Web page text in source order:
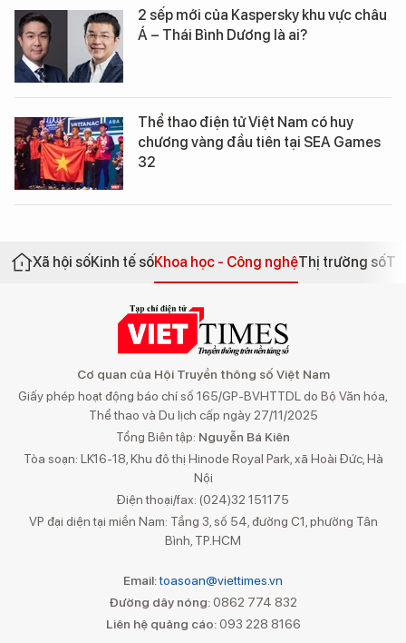
2 sếp mới của Kaspersky khu vực châu
Á – Thái Bình Dương là ai?
Thể thao điện tử Việt Nam có huy
chương vàng đầu tiên tại SEA Games
32
Xã hội sốKinh tế sốKhoa học - Công nghệThị trường số
Cơ quan của Hội Truyền thông số Việt Nam
Giấy phép hoạt động báo chí số 165/GP-BVHTTDL do Bộ Văn hóa,
Thể thao và Du lịch cấp ngày 27/11/2025
Tổng Biên tập: Nguyễn Bá Kiên
Tòa soạn: LK16-18, Khu đô thị Hinode Royal Park, xã Hoài Đức, Hà
Nội
Điện thoại/fax: (024)32 151175
VP đại diện tại miền Nam: Tầng 3, số 54, đường C1, phường Tân
Bình, TP.HCM
Email:toasoan@viettimes.vn
Đường dây nóng: 0862 774 832
Liên hệ quảng cáo:093 228 8166